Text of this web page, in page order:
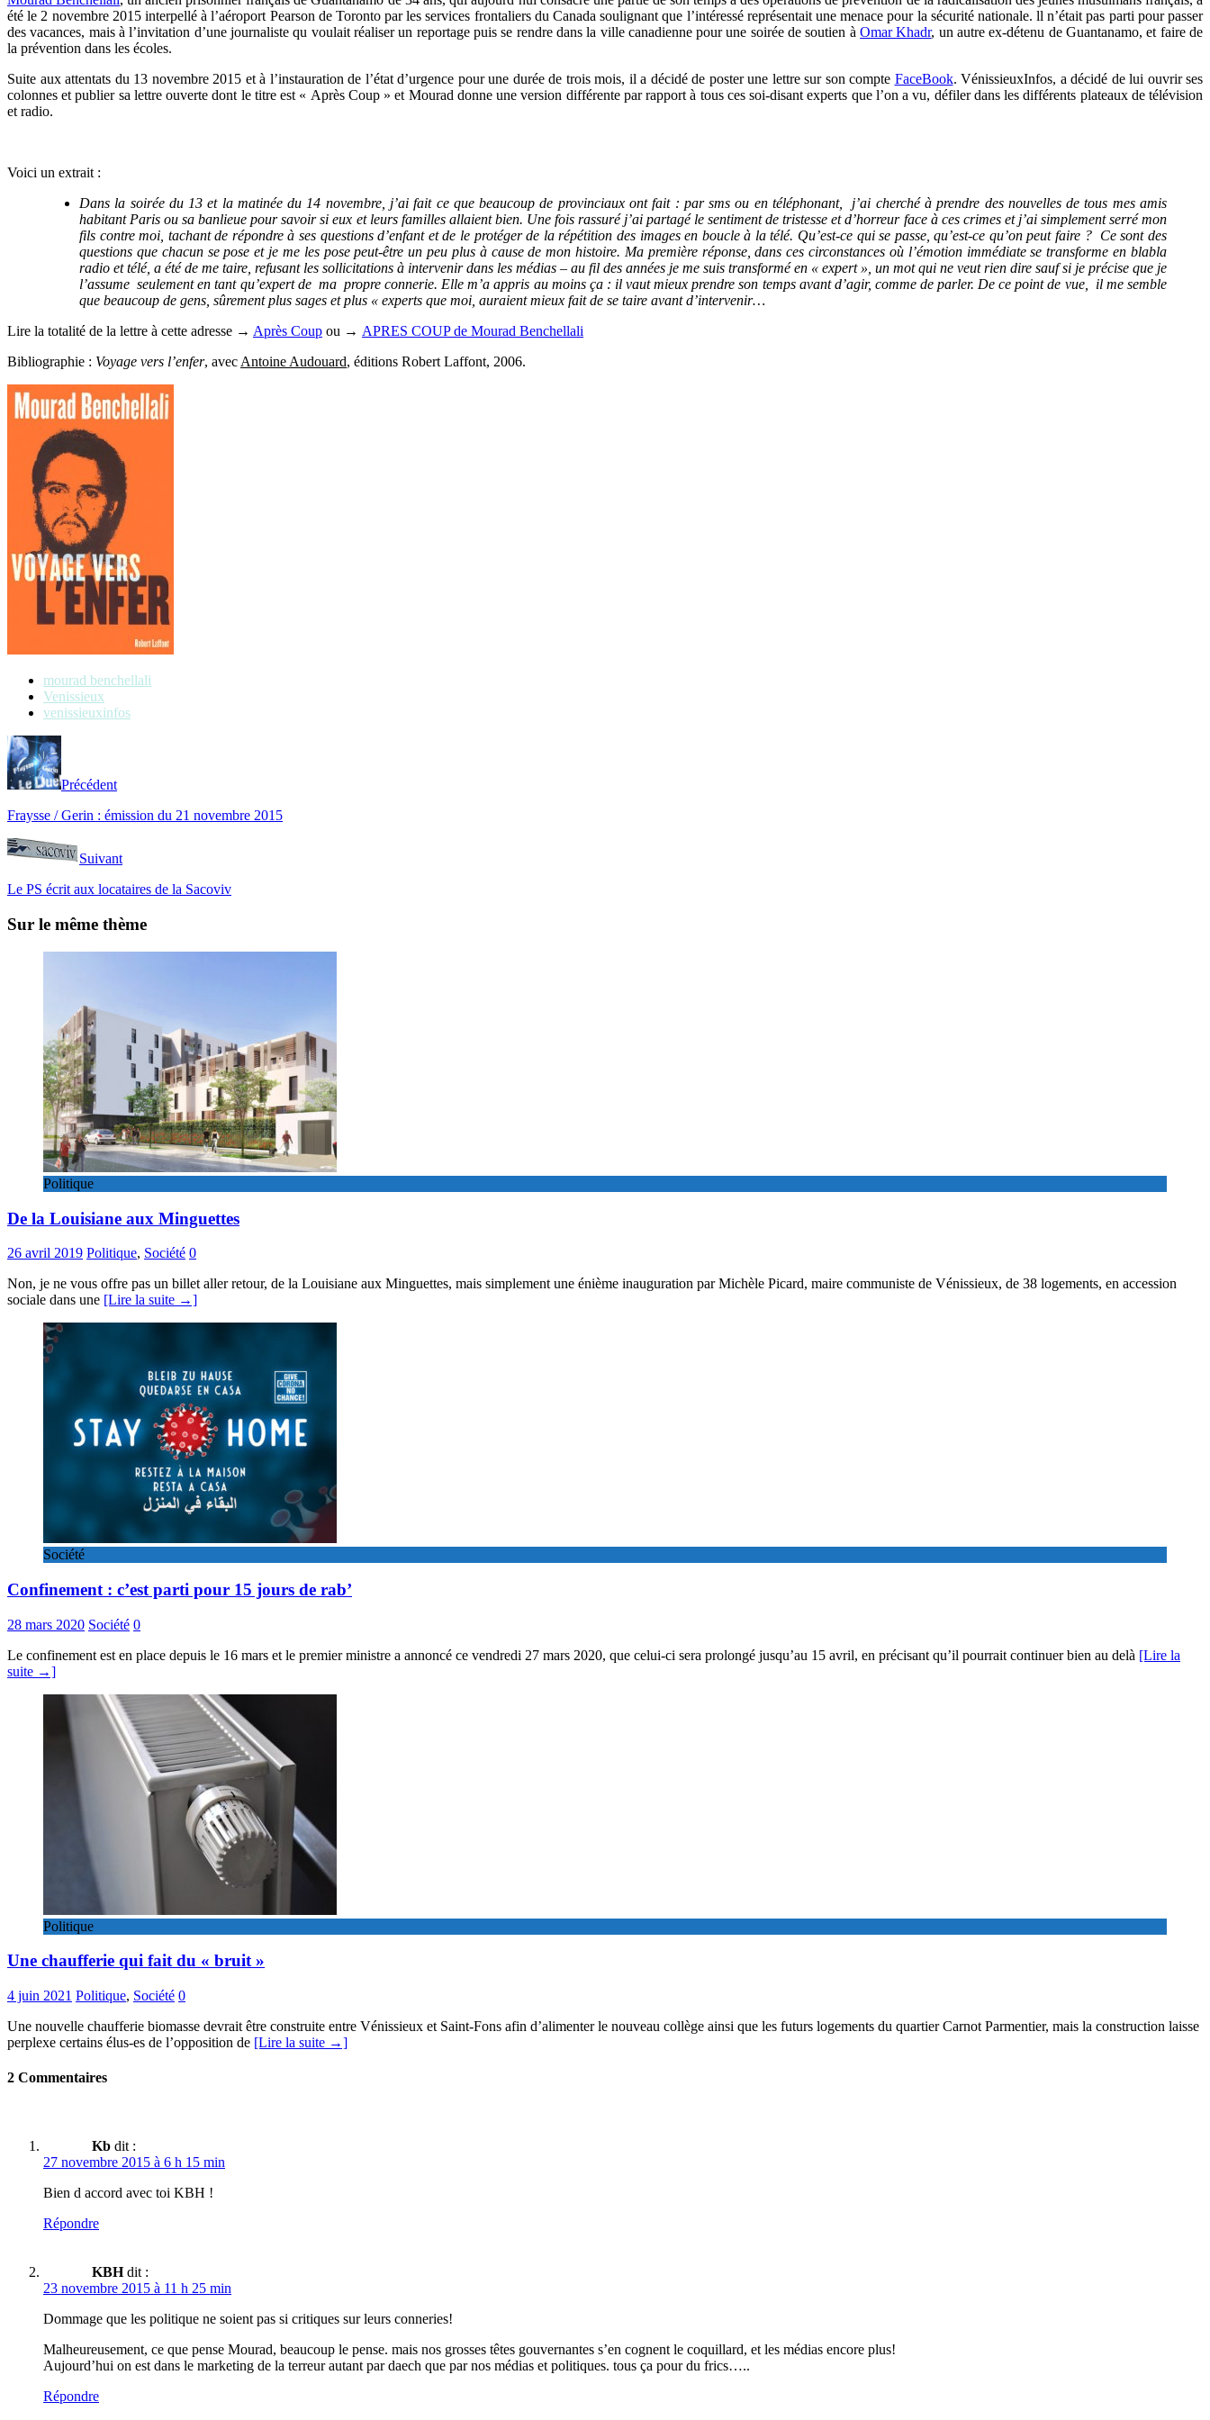
été le 2 novembre 2015 interpellé à l’aéroport Pearson de Toronto par les services frontaliers du Canada soulignant que l’intéressé représentait une menace pour la sécurité nationale. ll n’était pas parti pour passer
des vacances, mais à l’invitation d’une journaliste qu voulait réaliser un reportage puis se rendre dans la ville canadienne pour une soirée de soutien à Omar Khadr, un autre ex-détenu de Guantanamo, et faire de
la prévention dans les écoles.
Suite aux attentats du 13 novembre 2015 et à l’instauration de l’état d’urgence pour une durée de trois mois, il a décidé de poster une lettre sur son compte FaceBook. VénissieuxInfos, a décidé de lui ouvrir ses
colonnes et publier sa lettre ouverte dont le titre est « Après Coup » et Mourad donne une version différente par rapport à tous ces soi-disant experts que l’on a vu, défiler dans les différents plateaux de télévision
et radio.
Voici un extrait :
Dans la soirée du 13 et la matinée du 14 novembre, j’ai fait ce que beaucoup de provinciaux ont fait : par sms ou en téléphonant, j’ai cherché à prendre des nouvelles de tous mes amis
habitant Paris ou sa banlieue pour savoir si eux et leurs familles allaient bien. Une fois rassuré j’ai partagé le sentiment de tristesse et d’horreur face à ces crimes et j’ai simplement serré mon
fils contre moi, tachant de répondre à ses questions d’enfant et de le protéger de la répétition des images en boucle à la télé. Qu’est-ce qui se passe, qu’est-ce qu’on peut faire ? Ce sont des
questions que chacun se pose et je me les pose peut-être un peu plus à cause de mon histoire. Ma première réponse, dans ces circonstances où l’émotion immédiate se transforme en blabla
radio et télé, a été de me taire, refusant les sollicitations à intervenir dans les médias – au fil des années je me suis transformé en « expert », un mot qui ne veut rien dire sauf si je précise que je
l’assume seulement en tant qu’expert de ma propre connerie. Elle m’a appris au moins ça : il vaut mieux prendre son temps avant d’agir, comme de parler. De ce point de vue, il me semble
que beaucoup de gens, sûrement plus sages et plus « experts que moi, auraient mieux fait de se taire avant d’intervenir…
Lire la totalité de la lettre à cette adresse → Après Coup ou → APRES COUP de Mourad Benchellali
Bibliographie : Voyage vers l’enfer, avec Antoine Audouard, éditions Robert Laffont, 2006.
mourad benchellali
Venissieux
venissieuxinfos
Précédent
Fraysse / Gerin : émission du 21 novembre 2015
Suivant
Le PS écrit aux locataires de la Sacoviv
Sur le même thème
Politique
De la Louisiane aux Minguettes
26 avril 2019 Politique, Société 0
Non, je ne vous offre pas un billet aller retour, de la Louisiane aux Minguettes, mais simplement une énième inauguration par Michèle Picard, maire communiste de Vénissieux, de 38 logements, en accession
sociale dans une [Lire la suite →]
Société
Confinement : c’est parti pour 15 jours de rab’
28 mars 2020 Société 0
Le confinement est en place depuis le 16 mars et le premier ministre a annoncé ce vendredi 27 mars 2020, que celui-ci sera prolongé jusqu’au 15 avril, en précisant qu’il pourrait continuer bien au delà [Lire la
suite →]
Politique
Une chaufferie qui fait du « bruit »
4 juin 2021 Politique, Société 0
Une nouvelle chaufferie biomasse devrait être construite entre Vénissieux et Saint-Fons afin d’alimenter le nouveau collège ainsi que les futurs logements du quartier Carnot Parmentier, mais la construction laisse
perplexe certains élus-es de l’opposition de [Lire la suite →]
2 Commentaires
Kb dit :
27 novembre 2015 à 6 h 15 min
Bien d accord avec toi KBH !
Répondre
KBH dit :
23 novembre 2015 à 11 h 25 min
Dommage que les politique ne soient pas si critiques sur leurs conneries!
Malheureusement, ce que pense Mourad, beaucoup le pense. mais nos grosses têtes gouvernantes s’en cognent le coquillard, et les médias encore plus!
Aujourd’hui on est dans le marketing de la terreur autant par daech que par nos médias et politiques. tous ça pour du frics…..
Répondre